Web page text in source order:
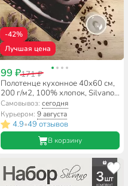
-42%
Лучшая цена
99 ₽171 ₽
Полотенце кухонное 40х60 см,
200 г/м2, 100% хлопок, Silvano,
Капучино, Узбекистан, 100005
Самовывоз: сегодня
Курьером: 9 августа
4.9•49 отзывов
В корзину